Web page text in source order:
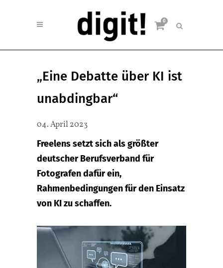
0
„Eine Debatte über KI ist
unabdingbar“
04. April 2023
Freelens setzt sich als größter
deutscher Berufsverband für
Fotografen dafür ein,
Rahmenbedingungen für den Einsatz
von KI zu schaffen.